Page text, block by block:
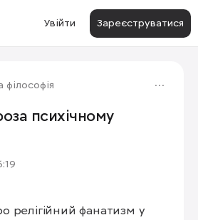
Увійти Зареєструватися
філософія
психічному
релігійний фанатизм у